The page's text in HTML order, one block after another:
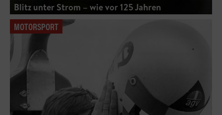
Blitz unter Strom – wie vor 125 Jahren
MOTORSPORT